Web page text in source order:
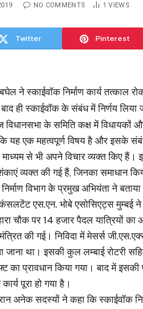
NO COMMENTS 1VIEWS
Twitter Pinterest
ने स्काईवॉक निर्माण कार्य तत्काल
ही स्काईवॉक के संबंध में निर्णय
के समिति कक्ष में विधायकों
यह एक महत्वपूर्ण विषय है और इसके
माध्यम से भी अपने विचार व्यक्त किए
व्यक्त की गई हैं, जिनका समाधान
विभाग के प्रमुख अभियंता ने
एस.एन. भोबे एसोसिएट्स मुम्बई ने
चौक पर 14 हजार पैदल यात्रियों
की गई। निविदा में मेसर्स
जाना था। इसकी कुल लम्बाई रोटरी
प्रावधान किया गया। बाद में इसकी
पूरा हो गया है।
अनेक सदस्यों ने कहा कि स्काईवॉक